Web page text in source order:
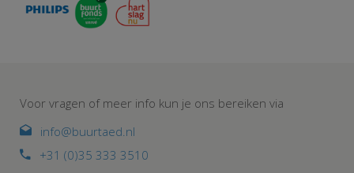
Voor vragen of meer info kun je ons bereiken via
info@buurtaed.nl
+31 (0)35 333 3510